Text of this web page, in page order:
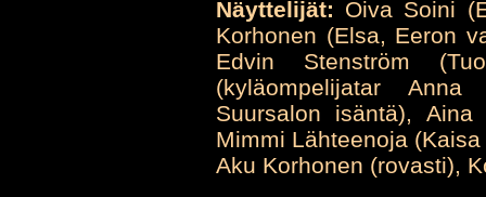
Näyttelijät: Oiva Soini
Korhonen (Elsa, Eeron
Edvin Stenström
(kyläompelijatar
Suursalon isäntä),
Mimmi Lähteenoja
Aku Korhonen (rovasti),